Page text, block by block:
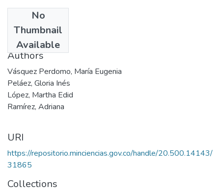
No
Thumbnail
Available
2002
Authors
Vásquez Perdomo, María Eugenia
Peláez, Gloria Inés
López, Martha Edid
Ramírez, Adriana
URI
https://repositorio.minciencias.gov.co/handle/20.500.14143/
31865
Collections